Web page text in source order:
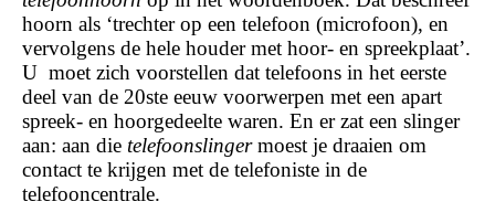
hoorn als ‘trechter op een telefoon (microfoon), en
vervolgens de hele houder met hoor- en spreekplaat’.
U moet zich voorstellen dat telefoons in het eerste
deel van de 20ste eeuw voorwerpen met een apart
spreek- en hoorgedeelte waren. En er zat een slinger
aan: aan die telefoonslingermoest je draaien om
contact te krijgen met de telefoniste in de
telefooncentrale.